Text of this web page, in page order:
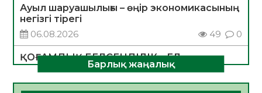
Ауыл шаруашылығы – өңір экономикасының
негізгі тірегі
06.08.2026
49 0
ҚОҒАМДЫҚ БЕЛСЕНДІЛІК – ЕЛ
ДАМУЫНЫҢ НЕГІЗІ
06.08.2026
47 0
Барлық жаңалық